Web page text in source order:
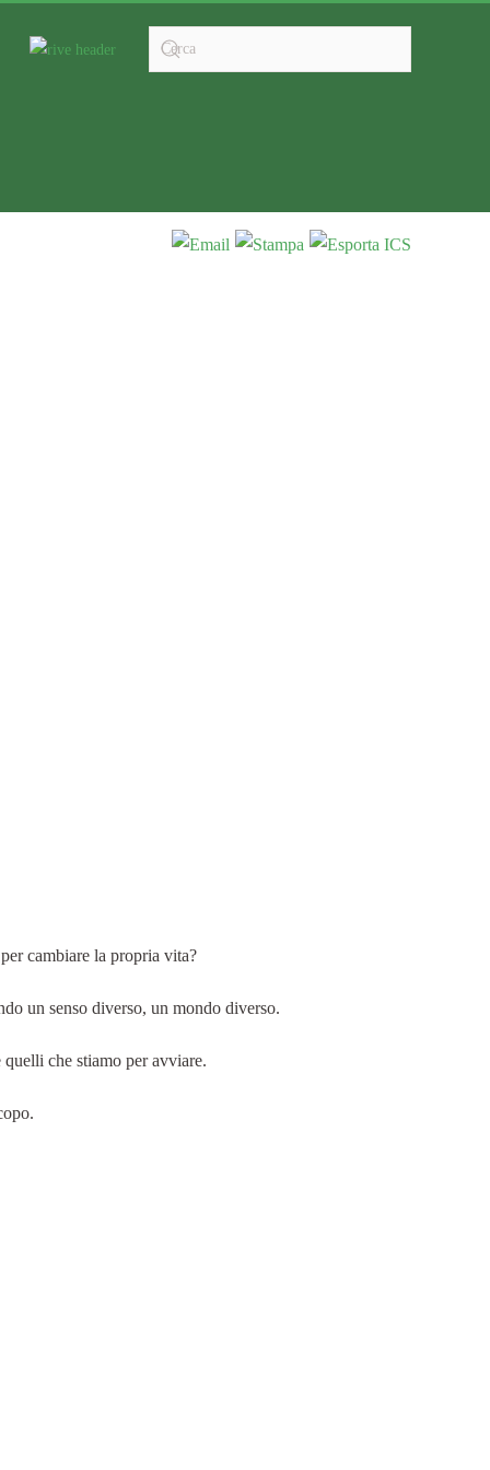
cambiare la propria vita?
un senso diverso, un mondo diverso.
che stiamo per avviare.